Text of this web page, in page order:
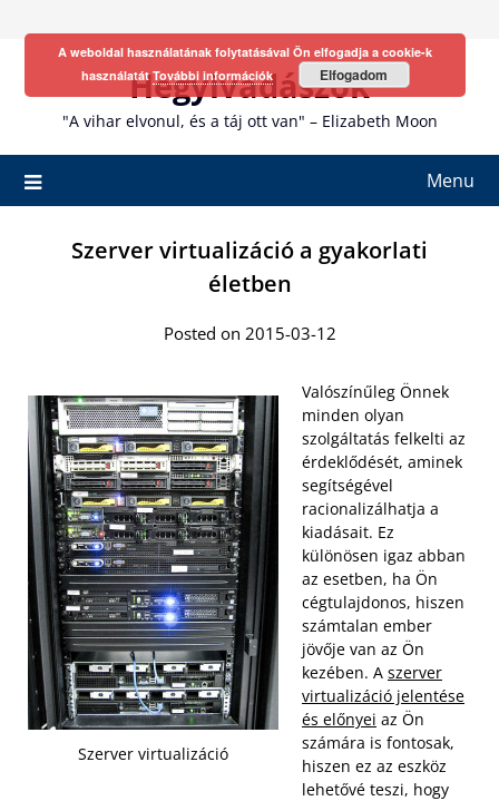
Hegyivadászok
"A vihar elvonul, és a táj ott van" – Elizabeth Moon
Menu
Szerver virtualizáció a gyakorlati
életben
Posted on 2015-03-12
Szerver virtualizáció
Valószínűleg Önnek
minden olyan
szolgáltatás felkelti az
érdeklődését, aminek
segítségével
racionalizálhatja a
kiadásait. Ez
különösen igaz abban
az esetben, ha Ön
cégtulajdonos, hiszen
számtalan ember
jövője van az Ön
kezében. A szerver
virtualizáció jelentése
és előnyei az Ön
számára is fontosak,
hiszen ez az eszköz
lehetővé teszi, hogy
A weboldal használatának folytatásával Ön elfogadja a cookie-k
használatátTovábbi információk Elfogadom